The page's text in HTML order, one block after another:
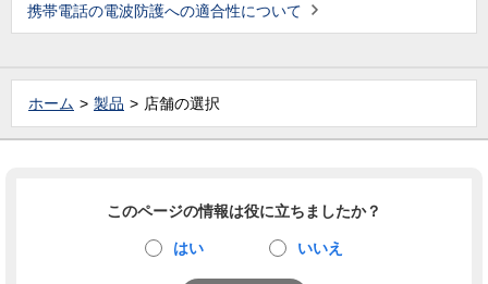
携帯電話の電波防護への適合性について
ホーム 製品 店舗の選択
このページの情報は役に立ちましたか？
はい いいえ